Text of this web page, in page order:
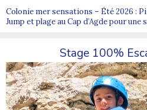
Colonie mer sensations – Été 2026 :
Jump et plage au Cap d’Agde pour
Stage 100%